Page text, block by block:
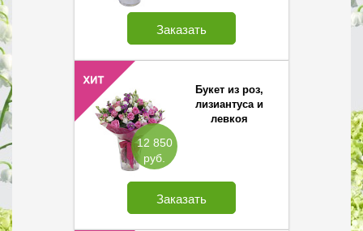
Заказать
12 850
руб.
Букет из роз,
лизиантуса и
левкоя
Заказать